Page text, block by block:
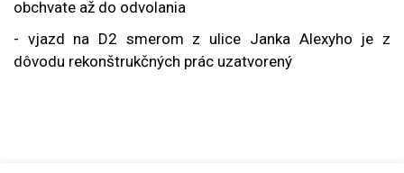
obchvate až do odvolania
- vjazd na D2 smerom z ulice Janka Alexyho je z
dôvodu rekonštrukčných prác uzatvorený